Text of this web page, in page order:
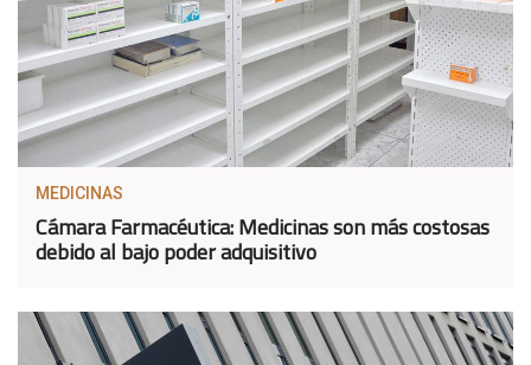
MEDICINAS
Cámara Farmacéutica: Medicinas son más costosas
debido al bajo poder adquisitivo